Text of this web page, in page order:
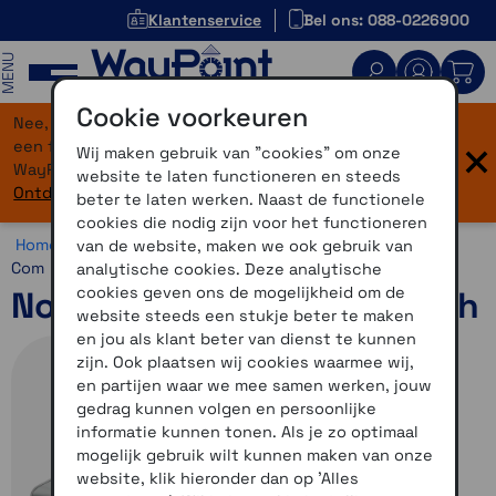
Klantenservice Bel ons: 088-0226900
Nee, je bent niet verdwaald! Onze website heeft
een flinke upgrade gekregen. Dezelfde vertrouwde
WayPoint-service, maar dan in een modern jasje.
Ontdek hier wat er allemaal nieuw is.
×
Home >Communicatie >Motorcommunicatie > Nolan N-
Com
Nolan N-Com by Sena Mesh
Cookie voorkeuren
Wij maken gebruik van "cookies" om onze
website te laten functioneren en steeds
beter te laten werken. Naast de functionele
cookies die nodig zijn voor het functioneren
van de website, maken we ook gebruik van
analytische cookies. Deze analytische
cookies geven ons de mogelijkheid om de
website steeds een stukje beter te maken
en jou als klant beter van dienst te kunnen
zijn. Ook plaatsen wij cookies waarmee wij,
en partijen waar we mee samen werken, jouw
gedrag kunnen volgen en persoonlijke
informatie kunnen tonen. Als je zo optimaal
mogelijk gebruik wilt kunnen maken van onze
website, klik hieronder dan op 'Alles